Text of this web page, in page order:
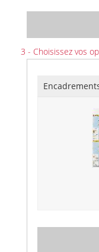
3 - Choisissez vos